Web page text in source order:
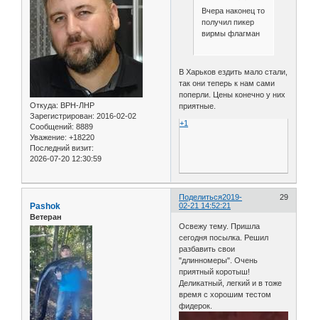
Откуда: ВРН-ЛНР
Зарегистрирован: 2016-02-02
Сообщений: 8889
Уважение: +18220
Последний визит:
2026-07-20 12:30:59
Вчера наконец то
получил пикер
вирмы флагман
В Харьков ездить мало стали,
так они теперь к нам сами
поперли. Цены конечно у них
приятные.
+1
Поделиться 29
2019-
02-21 14:52:21
Pashok
Ветеран
Освежу тему. Пришла
сегодня посылка. Решил
разбавить свои
"длинномеры". Очень
приятный коротыш!
Деликатный, легкий и в тоже
время с хорошим тестом
фидерок.